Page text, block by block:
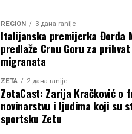
REGION 3 дана ranije
Italijanska premijerka Đorđa
predlaže Crnu Goru za prihvat
migranata
ZETA 2 дана ranije
ZetaCast: Zarija Kračković o
novinarstvu i ljudima koji su
sportsku Zetu